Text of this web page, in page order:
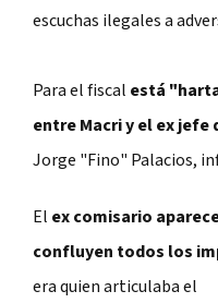
escuchas ilegales a
Para el fiscal está
entre Macri y el ex
Jorge "Fino" Palacios,
El ex comisario
confluyen todos los
era quien articulaba el